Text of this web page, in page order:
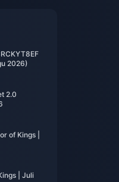
2026)
2.0
of Kings |
| Juli